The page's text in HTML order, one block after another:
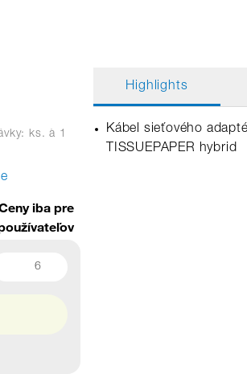
ks. à 1
iba pre
6
Highlights
Kábel sieťového
TISSUEPAPER hybrid